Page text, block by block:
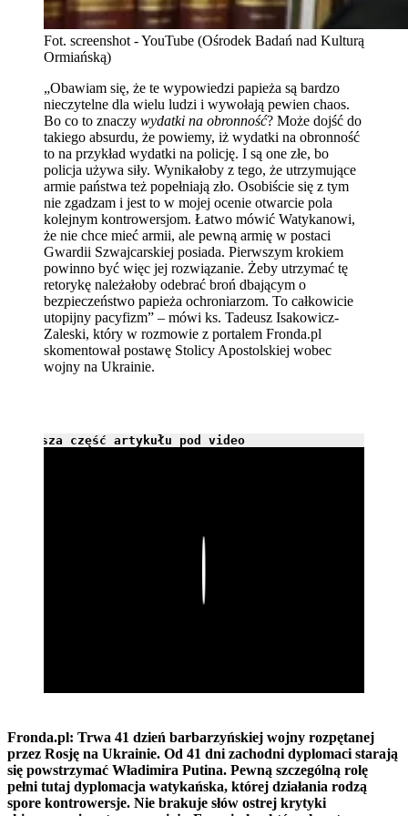
Fot. screenshot - YouTube (Ośrodek Badań nad Kulturą
Ormiańską)
„Obawiam się, że te wypowiedzi papieża są bardzo
nieczytelne dla wielu ludzi i wywołają pewien chaos.
Bo co to znaczy wydatki na obronność? Może dojść do
takiego absurdu, że powiemy, iż wydatki na obronność
to na przykład wydatki na policję. I są one złe, bo
policja używa siły. Wynikałoby z tego, że utrzymujące
armie państwa też popełniają zło. Osobiście się z tym
nie zgadzam i jest to w mojej ocenie otwarcie pola
kolejnym kontrowersjom. Łatwo mówić Watykanowi,
że nie chce mieć armii, ale pewną armię w postaci
Gwardii Szwajcarskiej posiada. Pierwszym krokiem
powinno być więc jej rozwiązanie. Żeby utrzymać tę
retorykę należałoby odebrać broń dbającym o
bezpieczeństwo papieża ochroniarzom. To całkowicie
utopijny pacyfizm” – mówi ks. Tadeusz Isakowicz-
Zaleski, który w rozmowie z portalem Fronda.pl
skomentował postawę Stolicy Apostolskiej wobec
wojny na Ukrainie.
Dalsza część artykułu pod video
Fronda.pl: Trwa 41 dzień barbarzyńskiej wojny rozpętanej
przez Rosję na Ukrainie. Od 41 dni zachodni dyplomaci starają
się powstrzymać Władimira Putina. Pewną szczególną rolę
pełni tutaj dyplomacja watykańska, której działania rodzą
spore kontrowersje. Nie brakuje słów ostrej krytyki